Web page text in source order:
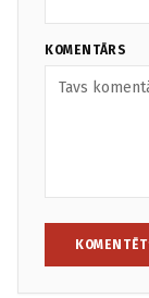
KOMENTĀRS
KOMENTĒT